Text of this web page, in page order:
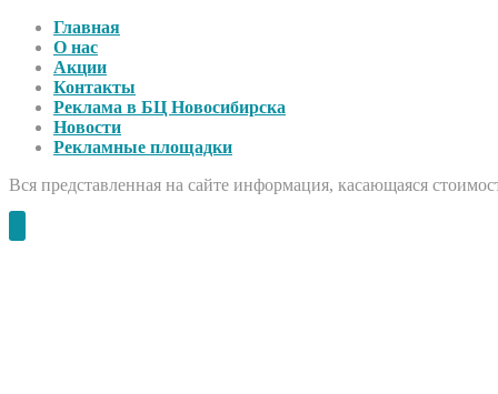
Главная
О нас
Акции
Контакты
Реклама в БЦ Новосибирска
Новости
Рекламные площадки
Вся представленная на сайте информация, касающаяся